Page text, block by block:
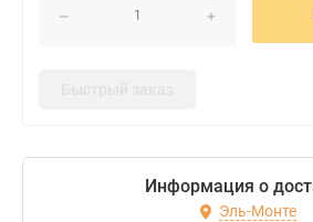
Информация о
Эль-Монте